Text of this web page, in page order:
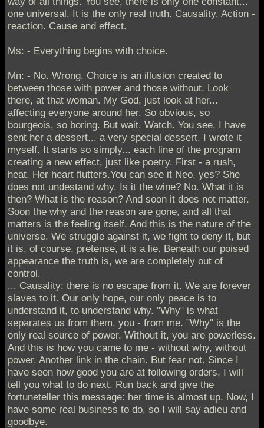
one universal. It is the only real truth. Causality. Action -
reaction. Cause and effect.
Ms: - Everything begins with choice.
Mn: - No. Wrong. Choice is an illusion created to
between those with power and those without. Look
there, at that woman. My God, just look at her...
affecting everyone around her. So obvious, so
bourgeois, so boring. But wait. Watch. You see, I have
sent her a dessert... a very special dessert. I wrote it
myself. It starts so simply... each line of the program
creating a new effect, just like poetry. First - a rush,
heat. Her heart flutters.You can see it Neo, yes? She
does not undestand why. Is it the wine? No. What it is
then? What is the reason? And soon it does not matter.
Soon the why and the reason are gone, and all that
matters is the feeling itself. And this is the nature of the
universe. We struggle against it, we fight to deny it, but
it is, of course, pretense, it is a lie. Beneath our poised
appearance the truth is, we are completely out of
control.
... Causality: there is no escape from it. We are forever
slaves to it. Our only hope, our only peace is to
understand it, to understand why. "Why" is what
separates us from them, you - from me. "Why" is the
only real source of power. Without it, you are powerless.
And this is how you came to me - without why, without
power. Another link in the chain. But fear not. Since I
have seen how good you are at following orders, I will
tell you what to do next. Run back and give the
fortuneteller this message: her time is almost up. Now, I
have some real business to do, so I will say adieu and
goodbye.